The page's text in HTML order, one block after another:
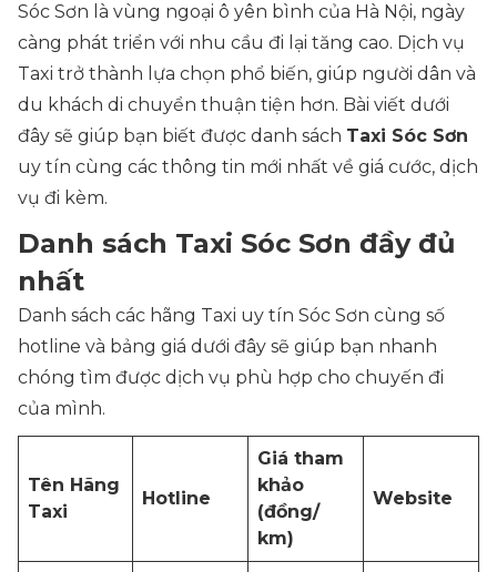
Sóc Sơn là vùng ngoại ô yên bình của Hà Nội, ngày
càng phát triển với nhu cầu đi lại tăng cao. Dịch vụ
Taxi trở thành lựa chọn phổ biến, giúp người dân và
du khách di chuyển thuận tiện hơn. Bài viết dưới
đây sẽ giúp bạn biết được danh sách Taxi Sóc Sơn
uy tín cùng các thông tin mới nhất về giá cước, dịch
vụ đi kèm.
Danh sách Taxi Sóc Sơn đầy đủ
nhất
Danh sách các hãng Taxi uy tín Sóc Sơn cùng số
hotline và bảng giá dưới đây sẽ giúp bạn nhanh
chóng tìm được dịch vụ phù hợp cho chuyến đi
của mình.
Tên Hãng
Taxi
Hotline
Giá tham
khảo
(đồng/
km)
Website